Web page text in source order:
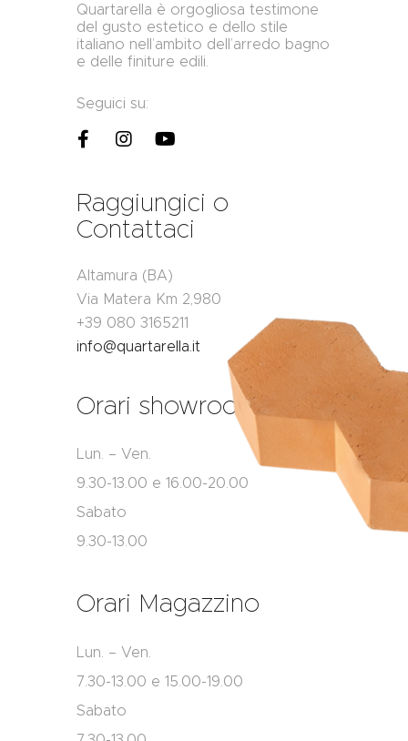
Quartarella è orgogliosa testimone
del gusto estetico e dello stile
italiano nell’ambito dell’arredo bagno
e delle finiture edili.
Seguici su:
Raggiungici o
Contattaci
Altamura (BA)
Via Matera Km 2,980
+39 080 3165211
info@quartarella.it
Orari showroom
Lun. – Ven.
9.30-13.00 e 16.00-20.00
Sabato
9.30-13.00
Orari Magazzino
Lun. – Ven.
7.30-13.00 e 15.00-19.00
Sabato